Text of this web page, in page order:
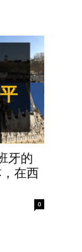
牙的
在西
0